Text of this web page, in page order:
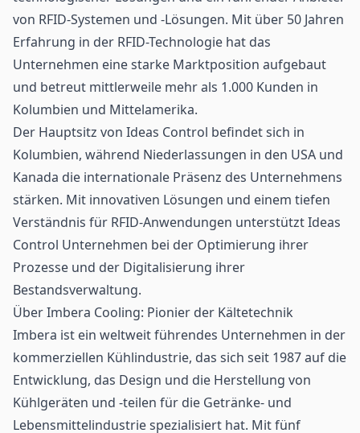
von RFID-Systemen und -Lösungen. Mit über 50 Jahren
Erfahrung in der RFID-Technologie hat das
Unternehmen eine starke Marktposition aufgebaut
und betreut mittlerweile mehr als 1.000 Kunden in
Kolumbien und Mittelamerika.
Der Hauptsitz von Ideas Control befindet sich in
Kolumbien, während Niederlassungen in den USA und
Kanada die internationale Präsenz des Unternehmens
stärken. Mit innovativen Lösungen und einem tiefen
Verständnis für RFID-Anwendungen unterstützt Ideas
Control Unternehmen bei der Optimierung ihrer
Prozesse und der Digitalisierung ihrer
Bestandsverwaltung.
Über Imbera Cooling: Pionier der Kältetechnik
Imbera ist ein weltweit führendes Unternehmen in der
kommerziellen Kühlindustrie, das sich seit 1987 auf die
Entwicklung, das Design und die Herstellung von
Kühlgeräten und -teilen für die Getränke- und
Lebensmittelindustrie spezialisiert hat. Mit fünf